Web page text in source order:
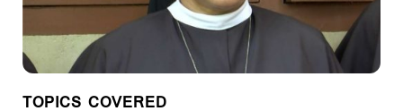
TOPICS COVERED